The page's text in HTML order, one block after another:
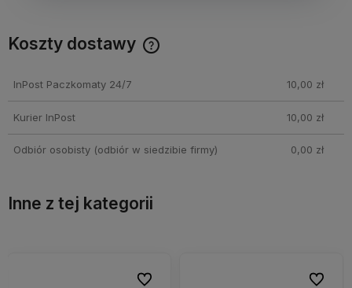
Koszty dostawy
InPost Paczkomaty 24/7 10,00 zł
Kurier InPost 10,00 zł
Odbiór osobisty(odbiór w siedzibie firmy) 0,00 zł
Inne z tej kategorii
Do ulubionych
Do ulubionych Do
Do